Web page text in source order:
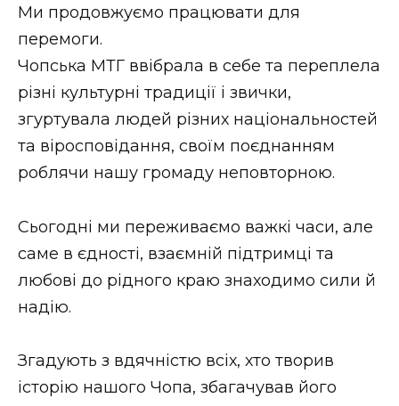
ЗАКАРПАТСЬКІ НОВИНИ
НОВИНИ ЗАХІДНОЇ УКРАЇНИ
ФОТО
ВІДЕО
Ми продовжуємо працювати для
перемоги.
Чопська МТГ ввібрала в себе та переплела
різні культурні традиції і звички,
згуртувала людей різних національностей
та віросповідання, своїм поєднанням
роблячи нашу громаду неповторною.
Сьогодні ми переживаємо важкі часи, але
саме в єдності, взаємній підтримці та
любові до рідного краю знаходимо сили й
надію.
Згадують з вдячністю всіх, хто творив
історію нашого Чопа, збагачував його